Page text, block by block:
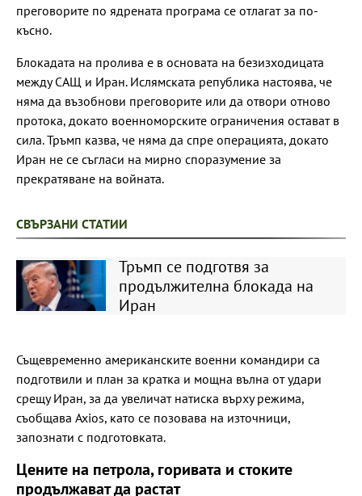
преговорите по ядрената програма се отлагат за по-
късно.
Блокадата на пролива е в основата на безизходицата
между САЩ и Иран. Ислямската република настоява, че
няма да възобнови преговорите или да отвори отново
протока, докато военноморските ограничения остават в
сила. Тръмп казва, че няма да спре операцията, докато
Иран не се съгласи на мирно споразумение за
прекратяване на войната.
СВЪРЗАНИ СТАТИИ
Тръмп се подготвя за
продължителна блокада на
Иран
Същевременно американските военни командири са
подготвили и план за кратка и мощна вълна от удари
срещу Иран, за да увеличат натиска върху режима,
съобщава Axios, като се позовава на източници,
запознати с подготовката.
Цените на петрола, горивата и стоките
продължават да растат